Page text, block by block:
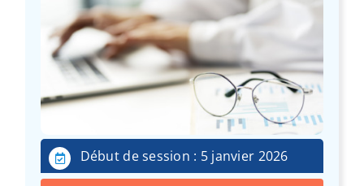
Début de session : 5 janvier 2026